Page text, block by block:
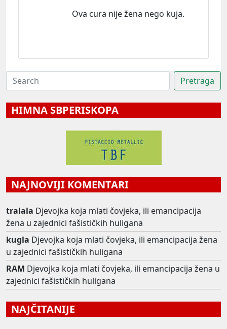
Ova cura nije žena nego kuja.
HIMNA SBPERISKOPA
NAJNOVIJI KOMENTARI
tralala Djevojka koja mlati čovjeka, ili emancipacija
žena u zajednici fašističkih huligana
kugla Djevojka koja mlati čovjeka, ili emancipacija žena
u zajednici fašističkih huligana
RAM Djevojka koja mlati čovjeka, ili emancipacija žena u
zajednici fašističkih huligana
NAJČITANIJE